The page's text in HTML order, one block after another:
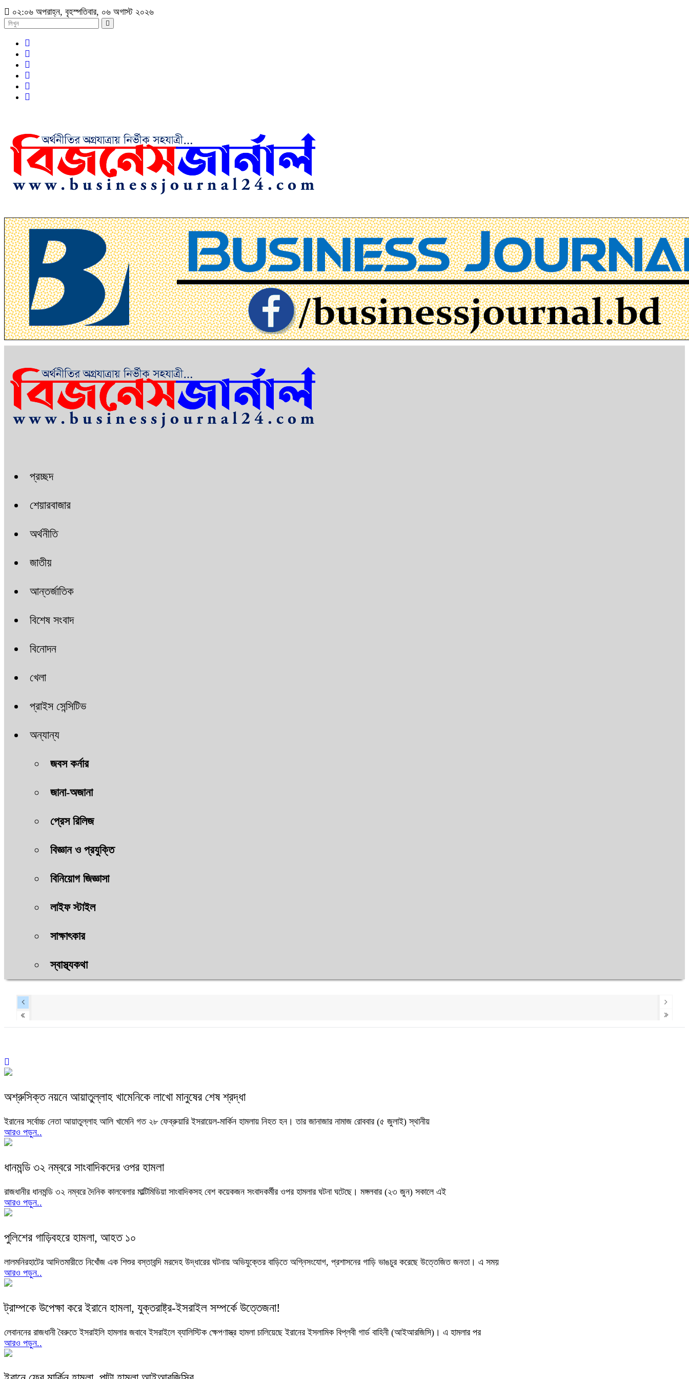
০২:০৬ অপরাহ্ন, বৃহস্পতিবার, ০৬ অগাস্ট ২০২৬
প্রচ্ছদ
শেয়ারবাজার
অর্থনীতি
জাতীয়
আন্তর্জাতিক
বিশেষ সংবাদ
বিনোদন
খেলা
প্রাইস সেন্সিটিভ
অন্যান্য
জবস কর্নার
জানা-অজানা
প্রেস রিলিজ
বিজ্ঞান ও প্রযুক্তি
বিনিয়োগ জিজ্ঞাসা
লাইফ স্টাইল
সাক্ষাৎকার
স্বাস্থ্যকথা
অশ্রুসিক্ত নয়নে আয়াতুল্লাহ খামেনিকে লাখো মানুষের শেষ শ্রদ্ধা
ইরানের সর্বোচ্চ নেতা আয়াতুল্লাহ আলি খামেনি গত ২৮ ফেব্রুয়ারি ইসরায়েল-মার্কিন হামলায় নিহত হন। তার জানাজার নামাজ রোববার (৫ জুলাই) স্থানীয়
আরও পড়ুন..
ধানমন্ডি ৩২ নম্বরে সাংবাদিকদের ওপর হামলা
রাজধানীর ধানমন্ডি ৩২ নম্বরে দৈনিক কালবেলার মাল্টিমিডিয়া সাংবাদিকসহ বেশ কয়েকজন সংবাদকর্মীর ওপর হামলার ঘটনা ঘটেছে। মঙ্গলবার (২৩ জুন) সকালে এই
আরও পড়ুন..
পুলিশের গাড়িবহরে হামলা, আহত ১০
লালমনিরহাটের আদিতমারীতে নিখোঁজ এক শিশুর বস্তাবন্দি মরদেহ উদ্ধারের ঘটনায় অভিযুক্তের বাড়িতে অগ্নিসংযোগ, প্রশাসনের গাড়ি ভাঙচুর করেছে উত্তেজিত জনতা। এ সময়
আরও পড়ুন..
ট্রাম্পকে উপেক্ষা করে ইরানে হামলা, যুক্তরাষ্ট্র-ইসরাইল সম্পর্কে উত্তেজনা!
লেবাননের রাজধানী বৈরুতে ইসরাইলি হামলার জবাবে ইসরাইলে ব্যালিস্টিক ক্ষেপণাস্ত্র হামলা চালিয়েছে ইরানের ইসলামিক বিপ্লবী গার্ড বাহিনী (আইআরজিসি)। এ হামলার পর
আরও পড়ুন..